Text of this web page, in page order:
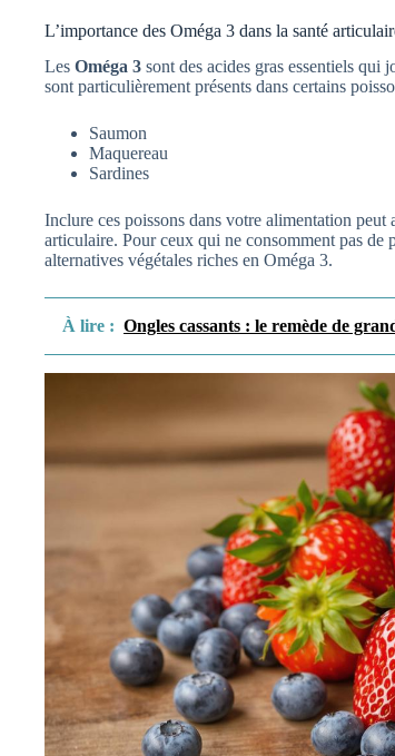
L’importance des Oméga 3 dans la santé
Les Oméga 3 sont des acides gras essentiels
sont particulièrement présents dans certains
Saumon
Maquereau
Sardines
Inclure ces poissons dans votre alimentation
articulaire. Pour ceux qui ne consomment pas de
alternatives végétales riches en Oméga 3.
À lire : Ongles cassants : le remède de